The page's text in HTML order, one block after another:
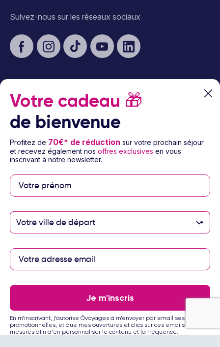
Suivez-nous sur les réseaux sociaux
À propos d’Ôvoyages
Besoin d’aide
© 2026 Ôvoyages
Paiement sécurisé
Votre cadeau 🎁
de bienvenue
Profitez de 70€* de réduction sur votre prochain séjour
et recevez également nos offres exclusives en vous
inscrivant à notre newsletter.
Votre ville de départ
Je m'inscris
En m’inscrivant, j’autorise Ôvoyages à m’envoyer par email ses offres
promotionnelles, et que mes ouvertures et clics sur ces emails soient
mesurés afin d'en personnaliser le contenu et la fréquence.